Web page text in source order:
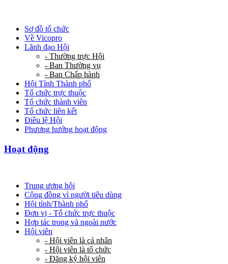
Sơ đồ tổ chức
Về Vicopro
Lãnh đạo Hội
- Thường trực Hội
- Ban Thường vụ
- Ban Chấp hành
Hội Tỉnh Thành phố
Tổ chức trực thuộc
Tổ chức thành viên
Tổ chức liên kết
Điều lệ Hội
Phương hướng hoạt động
Hoạt động
Trung ương hội
Cộng đồng vì người tiêu dùng
Hội tỉnh/Thành phố
Đơn vị - Tổ chức trực thuộc
Hợp tác trong và ngoài nước
Hội viên
- Hội viên là cá nhân
- Hội viên là tổ chức
- Đăng ký hội viên